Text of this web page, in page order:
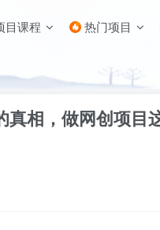
课程 热门项目
真相，做网创项目